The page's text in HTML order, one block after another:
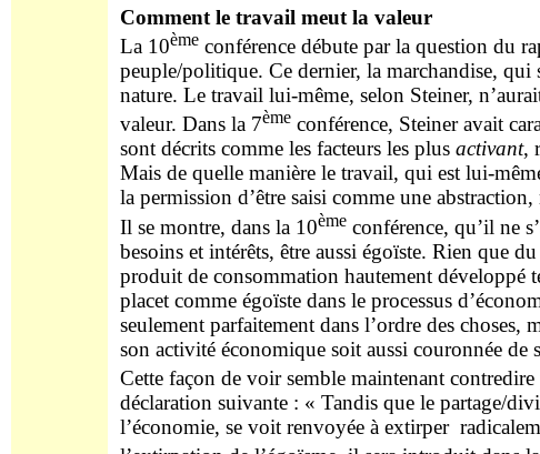
Comment le travail meut la valeur
La 10èmeconférence débute par la question du
peuple/politique. Ce dernier, la marchandise, qui
nature. Le travail lui-même, selon Steiner,
valeur. Dans la 7èmeconférence, Steiner avait
sont décrits comme les facteurs les plus activant,
Mais de quelle manière le travail, qui est lui-
la permission d’être saisi comme une
Il se montre, dans la 10èmeconférence, qu’il ne
besoins et intérêts, être aussi égoïste. Rien que
produit de consommation hautement développé
placet comme égoïste dans le processus
seulement parfaitement dans l’ordre des choses,
son activité économique soit aussi couronnée de
Cette façon de voir semble maintenant
déclaration suivante : « Tandis que le partage/
l’économie, se voit renvoyée à extirper